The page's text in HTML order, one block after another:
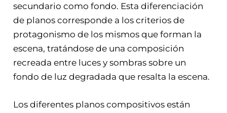
secundario como fondo. Esta diferenciación
de planos corresponde a los criterios de
protagonismo de los mismos que forman la
escena, tratándose de una composición
recreada entre luces y sombras sobre un
fondo de luz degradada que resalta la escena.
Los diferentes planos compositivos están